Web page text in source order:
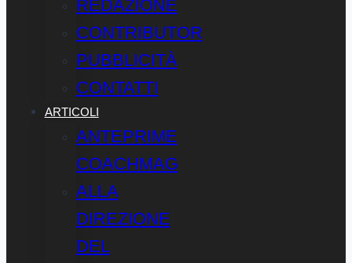
REDAZIONE
CONTRIBUTOR
PUBBLICITÀ
CONTATTI
ARTICOLI
ANTEPRIME
COACHMAG
ALLA
DIREZIONE
DEL